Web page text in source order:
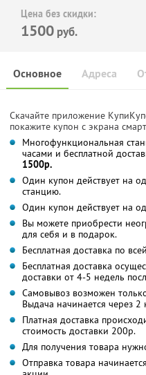
Цена без скидки:
1500 руб.
Основное Адреса
Скачайте приложение
покажите купон с экрана
Многофункциональная
часами и бесплатной
1500р.
Один купон действует на
станцию.
Один купон действует на
Вы можете приобрести
для себя и в подарок.
Бесплатная доставка по
Бесплатная доставка
доставки от 4-5 недель
Самовывоз возможен
Выдача начинается через 2
Платная доставка
стоимость доставки 200р.
Для получения товара
Отправка товара